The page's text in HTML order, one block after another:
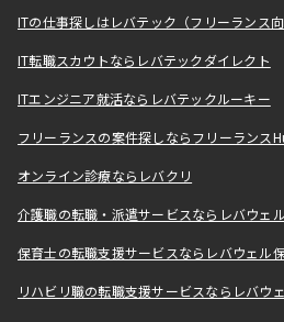
ITの仕事探しはレバテック（フリーランス
IT転職スカウトならレバテックダイレクト
ITエンジニア就活ならレバテックルーキー
フリーランスの案件探しならフリーランス
オンライン診療ならレバクリ
介護職の転職・派遣サービスならレバウェ
保育士の転職支援サービスならレバウェル
リハビリ職の転職支援サービスならレバウ